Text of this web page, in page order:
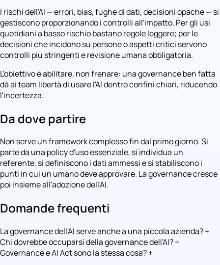
I rischi dell'AI — errori, bias, fughe di dati, decisioni opache — si
gestiscono proporzionando i controlli all'impatto. Per gli usi
quotidiani a basso rischio bastano regole leggere; per le
decisioni che incidono su persone o aspetti critici servono
controlli più stringenti e revisione umana obbligatoria.
L'obiettivo è abilitare, non frenare: una governance ben fatta
dà ai team libertà di usare l'AI dentro confini chiari, riducendo
l'incertezza.
Da dove partire
Non serve un framework complesso fin dal primo giorno. Si
parte da una policy d'uso essenziale, si individua un
referente, si definiscono i dati ammessi e si stabiliscono i
punti in cui un umano deve approvare. La governance cresce
poi insieme all'adozione dell'AI.
Domande frequenti
La governance dell'AI serve anche a una piccola azienda?+
Chi dovrebbe occuparsi della governance dell'AI?+
Governance e AI Act sono la stessa cosa?+